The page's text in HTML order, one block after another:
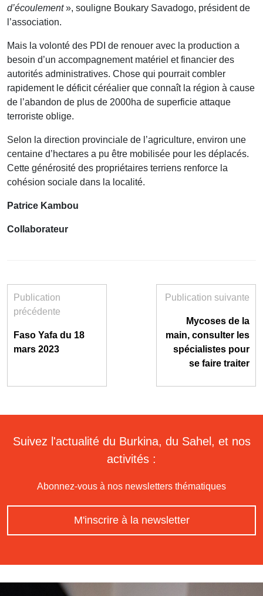
d’écoulement», souligne Boukary Savadogo, président de
l’association.
Mais la volonté des PDI de renouer avec la production a
besoin d’un accompagnement matériel et financier des
autorités administratives. Chose qui pourrait combler
rapidement le déficit céréalier que connaît la région à cause
de l’abandon de plus de 2000ha de superficie attaque
terroriste oblige.
Selon la direction provinciale de l’agriculture, environ une
centaine d’hectares a pu être mobilisée pour les déplacés.
Cette générosité des propriétaires terriens renforce la
cohésion sociale dans la localité.
Patrice Kambou
Collaborateur
Publication
précédente
Faso Yafa du 18
mars 2023
Publication suivante
Mycoses de la
main, consulter les
spécialistes pour
se faire traiter
Suivez l'actualité du Burkina, du Sahel, et nos
activités :
Abonnez-vous à nos newsletters thématiques
M'inscrire à la newsletter